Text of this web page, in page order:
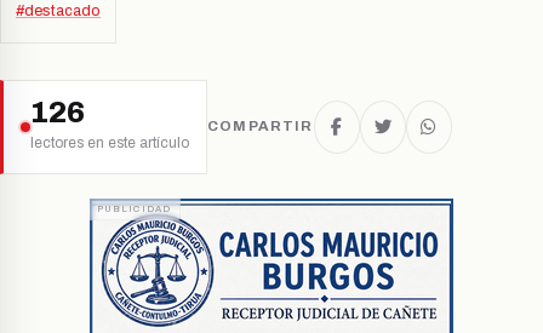
#destacado
126
lectores en este artículo
COMPARTIR